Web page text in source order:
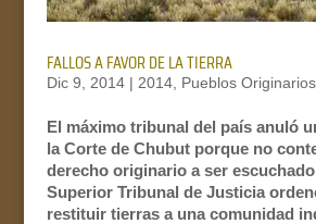
FALLOS A FAVOR DE LA TIERRA
Dic 9, 2014| 2014, Pueblos Originarios
El máximo tribunal del país anuló
la Corte de Chubut porque no
derecho originario a ser
Superior Tribunal de Justicia
restituir tierras a una comunidad